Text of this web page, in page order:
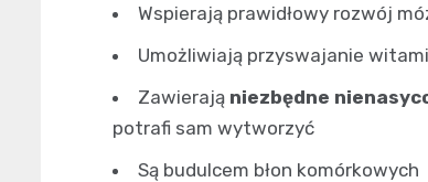
Wspierają prawidłowy rozwój
Umożliwiają przyswajanie
Zawierają niezbędne
potrafi sam wytworzyć
Są budulcem błon komórkowych